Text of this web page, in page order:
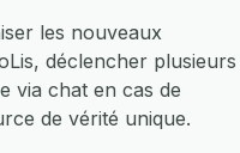
les nouveaux
déclencher plusieurs
via chat en cas de
de vérité unique.